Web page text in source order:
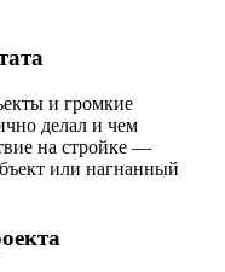
и громкие
делал и чем
на стройке —
или нагнанный